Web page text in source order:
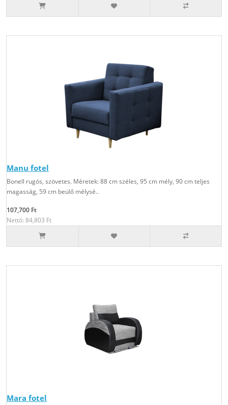
Manu fotel
Bonell rugós, szövetes. Méretek: 88 cm széles, 95 cm mély, 90 cm teljes
magasság, 59 cm beülő mélysé..
107,700 Ft
Nettó: 84,803 Ft
Mara fotel